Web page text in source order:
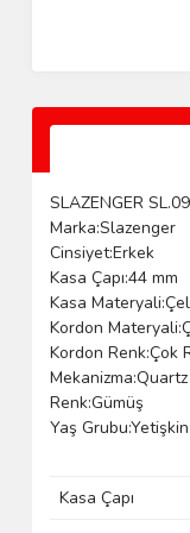
SLAZENGER
Marka:Slazenger
Cinsiyet:Erkek
Kasa Çapı:44 mm
Kasa
Kordon
Kordon Renk:Çok
Mekanizma:Quartz
Renk:Gümüş
Yaş Grubu:Yetişkin
Kasa Çapı